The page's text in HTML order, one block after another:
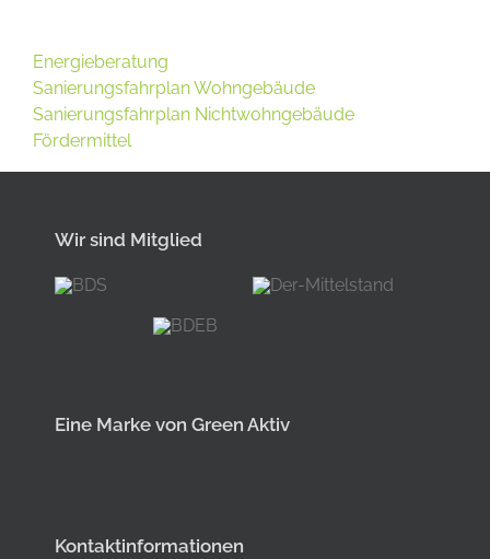
Energieberatung
Sanierungsfahrplan Wohngebäude
Sanierungsfahrplan Nichtwohngebäude
Fördermittel
Wir sind Mitglied
Eine Marke von Green Aktiv
Kontaktinformationen